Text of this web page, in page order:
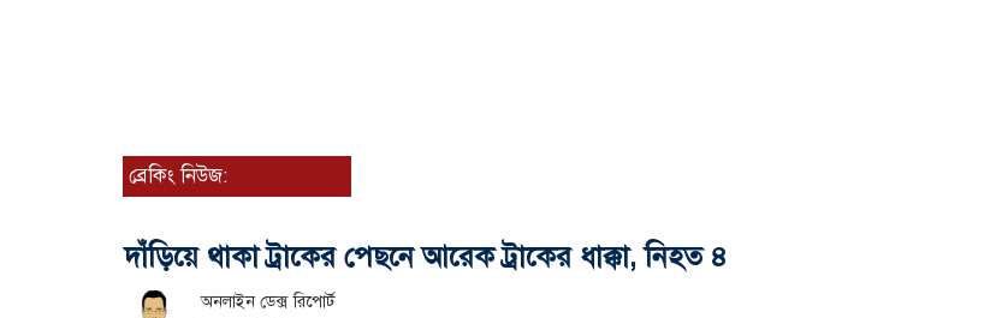
ব্রেকিং নিউজ:
দাঁড়িয়ে থাকা ট্রাকের পেছনে আরেক ট্রাকের ধাক্কা, নিহত ৪
অনলাইন ডেক্স রিপোর্ট